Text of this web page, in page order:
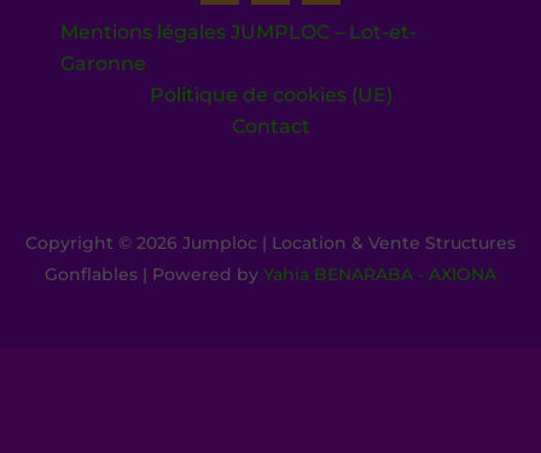
Mentions légales JUMPLOC – Lot-et-
Garonne
Politique de cookies (UE)
Contact
Copyright © 2026 Jumploc | Location & Vente Structures
Gonflables | Powered by Yahia BENARABA - AXIONA